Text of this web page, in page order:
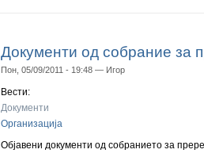
Документи од собрание за
Пон, 05/09/2011 - 19:48 — Игор
Вести:
Документи
Организација
Објавени документи од собранието за